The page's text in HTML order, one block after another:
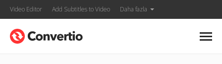
Video Editor Add Subtitles to Video Daha fazla